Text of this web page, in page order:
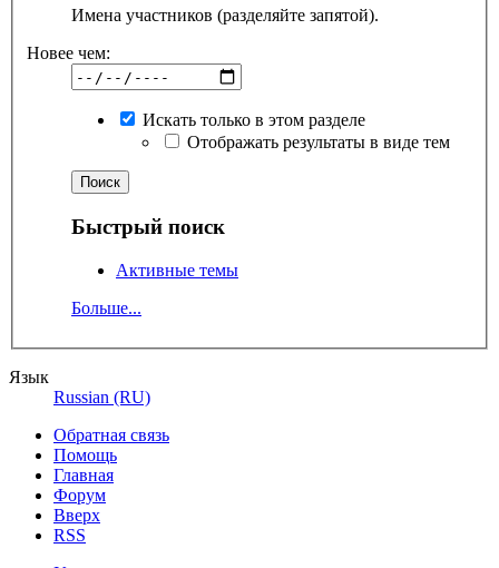
Имена участников (разделяйте запятой).
Новее чем:
Искать только в этом разделе
Отображать результаты в виде тем
Быстрый поиск
Активные темы
Больше...
Язык
Russian (RU)
Обратная связь
Помощь
Главная
Форум
Вверх
RSS